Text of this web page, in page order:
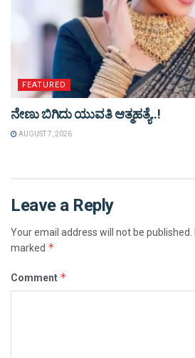
FEATURED
ನೇಣು ಬಿಗಿದು ಯುವತಿ ಆತ್ಮಹತ್ಯೆ..!
AUGUST 7, 2026
Leave a Reply
Your email address will not be published.
marked *
Comment *